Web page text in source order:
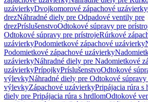
uzávierkyDvojkomorové zápachové uzávierky
drezNáhradné diely pre Odpadové ventily pre
drezPríslušenstvoOdtokové súpravy pre
Odtokové súpravy pre prístrojeRúrkové
uzávierkyPodomietkové zápachové uzávierky
Podomietkové zápachové uzávierky
uzávierkyNáhradné diely pre Nadomietkové
uzávierkyPrípojkyPríslušenstvoOdtokové
výlevkyNáhradné diely pre Odtokové súpravy
výlevkyZápachové uzávierkyPripájacia rúra s
diely pre Pripájacia rúra s hrdlomOdtokové